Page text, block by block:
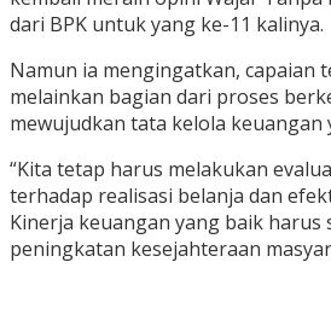
dari BPK untuk yang ke-11 kalinya.
Namun ia mengingatkan, capaian
melainkan bagian dari proses
mewujudkan tata kelola keuangan
“Kita tetap harus melakukan
terhadap realisasi belanja dan
Kinerja keuangan yang baik harus
peningkatan kesejahteraan